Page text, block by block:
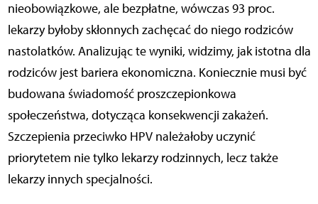
nieobowiązkowe, ale bezpłatne, wówczas 93 proc.
lekarzy byłoby skłonnych zachęcać do niego rodziców
nastolatków. Analizując te wyniki, widzimy, jak istotna dla
rodziców jest bariera ekonomiczna. Koniecznie musi być
budowana świadomość proszczepionkowa
społeczeństwa, dotycząca konsekwencji zakażeń.
Szczepienia przeciwko HPV należałoby uczynić
priorytetem nie tylko lekarzy rodzinnych, lecz także
lekarzy innych specjalności.